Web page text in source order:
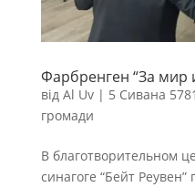
Фарбренген “За мир
від Al Uv| 5 Сивана
громади
В благотворительном
синагоге “Бейт